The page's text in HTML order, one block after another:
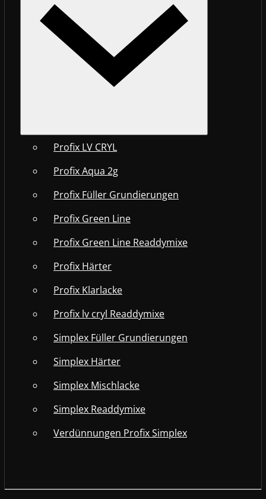
Profix LV CRYL
Profix Aqua 2g
Profix Füller Grundierungen
Profix Green Line
Profix Green Line Readdymixe
Profix Härter
Profix Klarlacke
Profix lv cryl Readdymixe
Simplex Füller Grundierungen
Simplex Härter
Simplex Mischlacke
Simplex Readdymixe
Verdünnungen Profix Simplex